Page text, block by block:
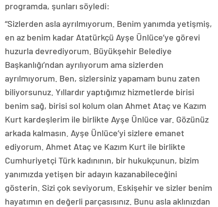
programda, şunları söyledi:
“Sizlerden asla ayrılmıyorum. Benim yanımda yetişmiş,
en az benim kadar Atatürkçü Ayşe Ünlüce’ye görevi
huzurla devrediyorum. Büyükşehir Belediye
Başkanlığı’ndan ayrılıyorum ama sizlerden
ayrılmıyorum. Ben, sizlersiniz yapamam bunu zaten
biliyorsunuz. Yıllardır yaptığımız hizmetlerde birisi
benim sağ, birisi sol kolum olan Ahmet Ataç ve Kazım
Kurt kardeşlerim ile birlikte Ayşe Ünlüce var. Gözünüz
arkada kalmasın. Ayşe Ünlüce’yi sizlere emanet
ediyorum. Ahmet Ataç ve Kazım Kurt ile birlikte
Cumhuriyetçi Türk kadınının, bir hukukçunun, bizim
yanımızda yetişen bir adayın kazanabileceğini
gösterin. Sizi çok seviyorum. Eskişehir ve sizler benim
hayatımın en değerli parçasısınız. Bunu asla aklınızdan